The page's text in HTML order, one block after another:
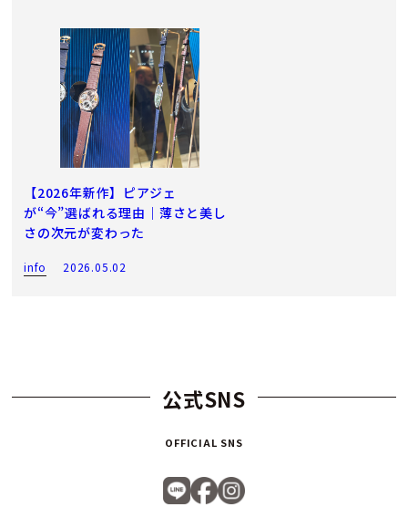
【2026年新作】ピアジェ
が“今”選ばれる理由｜薄さと美し
さの次元が変わった
info 2026.05.02
公式SNS
OFFICIAL SNS